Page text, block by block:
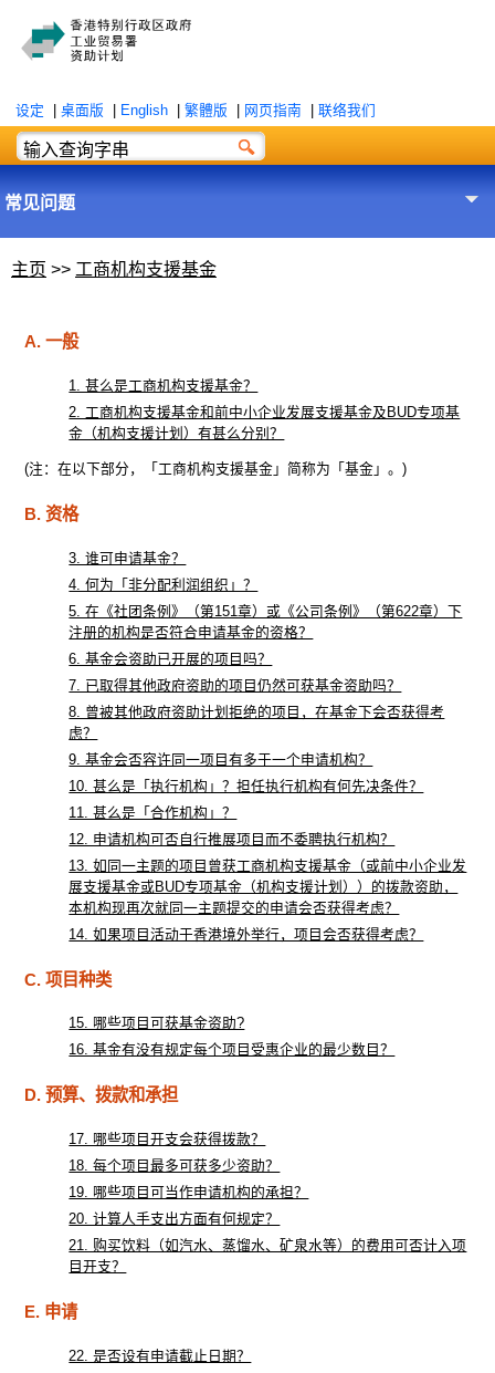
设定 桌面版 English 繁體版 网页指南 联络我们
常见问题
主页 >> 工商机构支援基金
A. 一般
1. 甚么是工商机构支援基金？
2. 工商机构支援基金和前中小企业发展支援基金及BUD专项基
金（机构支援计划）有甚么分别？
(注：在以下部分，「工商机构支援基金」简称为「基金」。)
B. 资格
3. 谁可申请基金？
4. 何为「非分配利润组织」？
5. 在《社团条例》（第151章）或《公司条例》（第622章）下
注册的机构是否符合申请基金的资格？
6. 基金会资助已开展的项目吗？
7. 已取得其他政府资助的项目仍然可获基金资助吗？
8. 曾被其他政府资助计划拒绝的项目，在基金下会否获得考
虑？
9. 基金会否容许同一项目有多于一个申请机构？
10. 甚么是「执行机构」？担任执行机构有何先决条件？
11. 甚么是「合作机构」？
12. 申请机构可否自行推展项目而不委聘执行机构？
13. 如同一主题的项目曾获工商机构支援基金（或前中小企业发
展支援基金或BUD专项基金（机构支援计划））的拨款资助，
本机构现再次就同一主题提交的申请会否获得考虑？
14. 如果项目活动于香港境外举行，项目会否获得考虑？
C. 项目种类
15. 哪些项目可获基金资助?
16. 基金有没有规定每个项目受惠企业的最少数目？
D. 预算、拨款和承担
17. 哪些项目开支会获得拨款？
18. 每个项目最多可获多少资助？
19. 哪些项目可当作申请机构的承担？
20. 计算人手支出方面有何规定？
21. 购买饮料（如汽水、蒸馏水、矿泉水等）的费用可否计入项
目开支？
E. 申请
22. 是否设有申请截止日期？